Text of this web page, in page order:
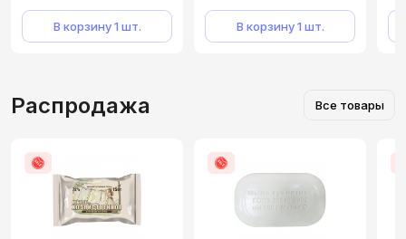
В корзину 1 шт. В корзину 1 шт.
Распродажа Все товары